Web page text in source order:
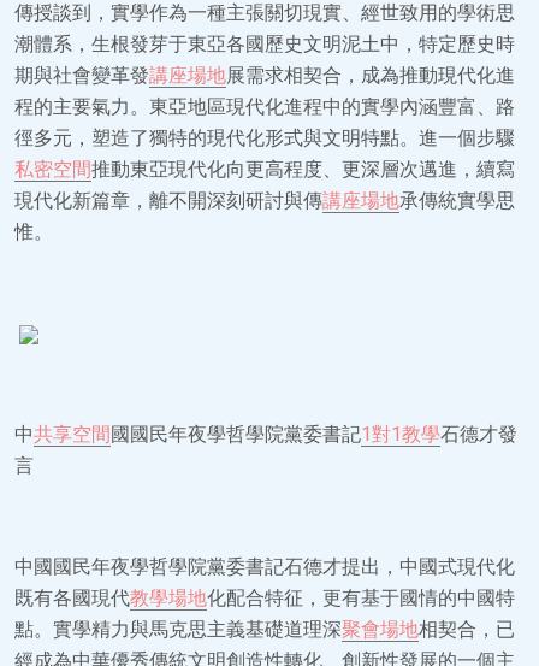
傳授談到，實學作為一種主張關切現實、經世致用的學術思
潮體系，生根發芽于東亞各國歷史文明泥土中，特定歷史時
期與社會變革發講座場地展需求相契合，成為推動現代化進
程的主要氣力。東亞地區現代化進程中的實學內涵豐富、路
徑多元，塑造了獨特的現代化形式與文明特點。進一個步驟
私密空間推動東亞現代化向更高程度、更深層次邁進，續寫
現代化新篇章，離不開深刻研討與傳講座場地承傳統實學思
惟。
中共享空間國國民年夜學哲學院黨委書記1對1教學石德才發
言
中國國民年夜學哲學院黨委書記石德才提出，中國式現代化
既有各國現代教學場地化配合特征，更有基于國情的中國特
點。實學精力與馬克思主義基礎道理深聚會場地相契合，已
經成為中華優秀傳統文明創造性轉化、創新性發展的一個主